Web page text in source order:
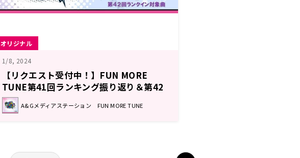
オリジナル
1/8, 2024
【リクエスト受付中！】FUN MORE
TUNE第41回ランキング振り返り＆第42
回 注目楽曲紹介
A&Gメディアステーション FUN MORE TUNE